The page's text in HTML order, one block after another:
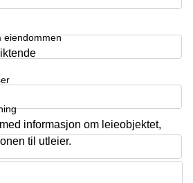
eiendommen
informasjon om leieobjektet,
til utleier.